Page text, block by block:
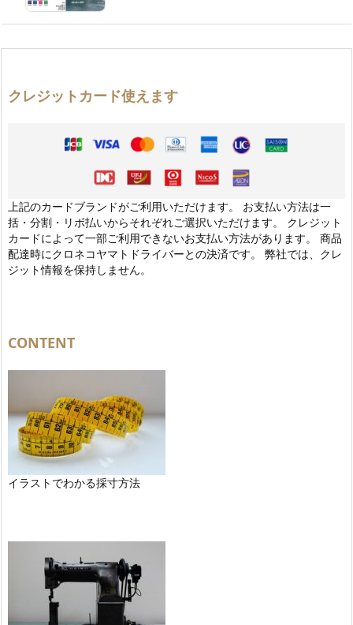
クレジットカード使えます
上記のカードブランドがご利用いただけます。 お支払い方法は一
括・分割・リボ払いからそれぞれご選択いただけます。 クレジット
カードによって一部ご利用できないお支払い方法があります。 商品
配達時にクロネコヤマトドライバーとの決済です。 弊社では、クレ
ジット情報を保持しません。
CONTENT
イラストでわかる採寸方法